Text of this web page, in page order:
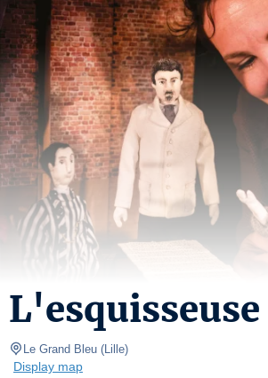
L'esquisseuse
Le Grand Bleu (Lille)
Display map